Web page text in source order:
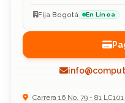
Fija Bogotá En Línea
Carrera 16 No. 79 - 81